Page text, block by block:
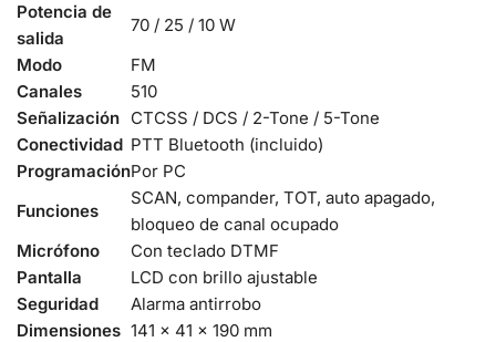
Potencia de
salida
70 / 25 / 10 W
Modo
FM
Canales
510
Señalización CTCSS / DCS / 2-Tone / 5-Tone
Conectividad PTT Bluetooth (incluido)
ProgramaciónPor PC
Funciones
SCAN, compander, TOT, auto apagado,
bloqueo de canal ocupado
Micrófono
Con teclado DTMF
Pantalla
LCD con brillo ajustable
Seguridad
Alarma antirrobo
Dimensiones 141 × 41 × 190 mm